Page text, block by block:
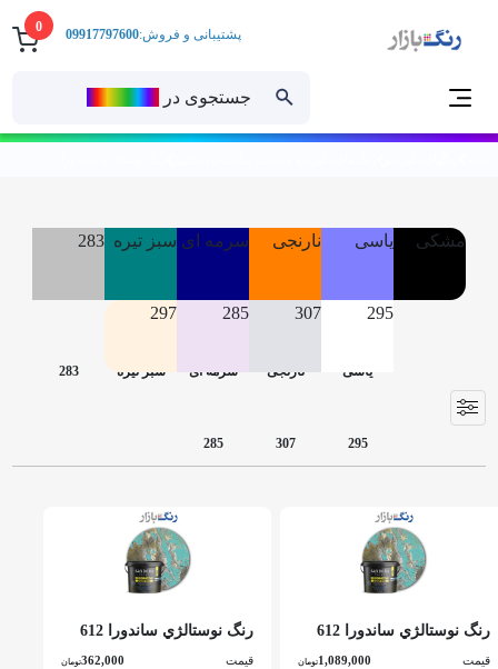
0
جستجوی در
پشتیبانی و فروش:09917797600
مشکی یاسی نارنجی سرمه ای سبز تیره 283
295
307
285
297
رنگ نوستالژي ساندورا 612
گالن
قیمت 1,089,000تومان
رنگ نوستالژي ساندورا 612
كوارت
قیمت 362,000تومان